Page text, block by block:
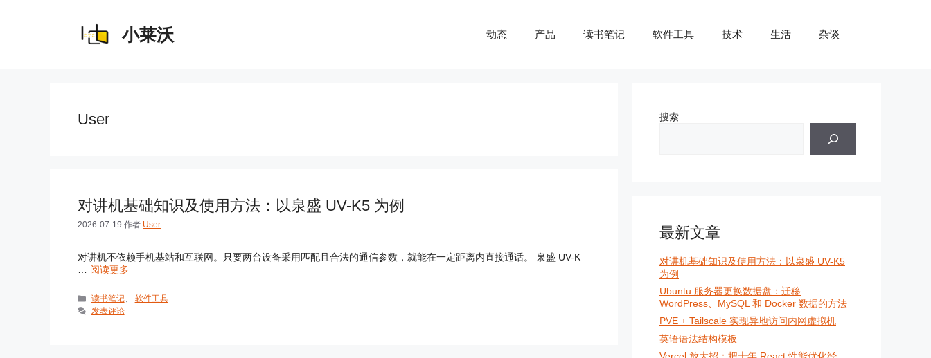
小莱沃 动态 产品 读书笔记 软件工具 技术 生活 杂谈
User
对讲机基础知识及使用方法：以泉盛 UV-K5 为例
2026-07-19 作者 User
对讲机不依赖手机基站和互联网。只要两台设备采用匹配且合法的通信参数，就能在一定距离内直接通话。 泉盛 UV-K
阅读更多
分
类
读书笔记、 软件工具
发表评论
搜索
最新文章
对讲机基础知识及使用方法：以泉盛 UV-K5
为例
Ubuntu 服务器更换数据盘：迁移
WordPress、MySQL 和 Docker 数据的方法
PVE + Tailscale 实现异地访问内网虚拟机
英语语法结构模板
Vercel 放大招：把十年 React 性能优化经